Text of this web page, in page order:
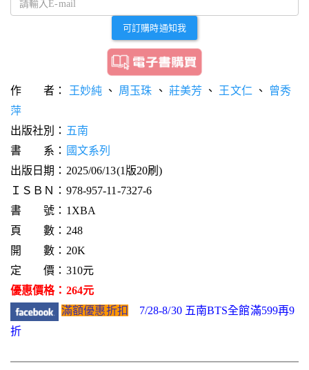
可訂購時通知我
作 者： 王妙純、 周玉珠 、 莊美芳 、 王文仁 、
曾秀
萍
出版社別： 五南
書 系： 國文系列
出版日期：2025/06/13(1版20刷)
ＩＳＢＮ：978-957-11-7327-6
書 號：1XBA
頁 數：248
開 數：20K
定 價：310元
優惠價格：264元
滿額優惠折扣
7/28-8/30 五南BTS全館滿599再9
折